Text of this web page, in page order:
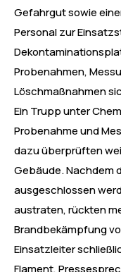
Gefahrgut sowie
Personal zur
Probenahmen,
Löschmaßnahmen
Ein Trupp unter
Probenahme und
dazu überprüften
Gebäude. Nachdem
ausgeschlossen
austraten, rückten
Brandbekämpfung
Einsatzleiter
Flament,